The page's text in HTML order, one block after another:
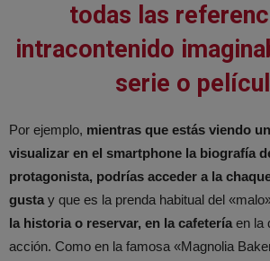
todas las
intracontenido
serie o
Por ejemplo, mientras que estás viendo
visualizar en el smartphone la biografía
protagonista, podrías acceder a la
gusta y que es la prenda habitual del
la historia o reservar, en la cafetería en la
acción. Como en la famosa «Magnolia